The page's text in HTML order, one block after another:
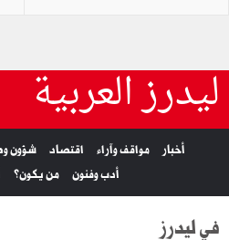
ليدرز العربية
أخبار مواقف وآراء اقتصاد شؤون
أدب وفنون
من يكون؟
في ليدرز